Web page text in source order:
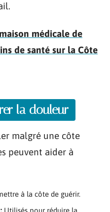
médicale de
de santé sur la Côte
la douleur
malgré une côte
peuvent aider à
à la côte de guérir.
Utilisés pour réduire la